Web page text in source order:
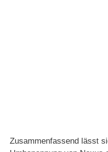
Zusammenfassend lässt